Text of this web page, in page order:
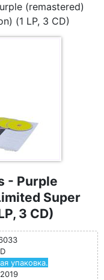
(remastered)
(1 LP, 3 CD)
- Purple
Super
3 CD)
упаковка.